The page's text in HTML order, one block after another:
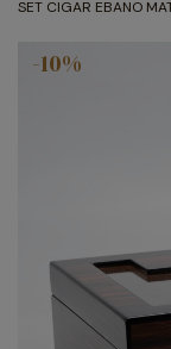
SET CIGAR EBANO
-10%